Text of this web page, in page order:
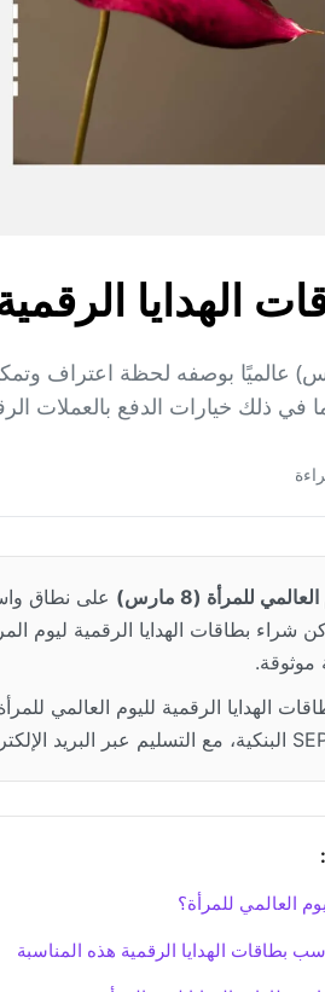
الهدايا الرقمية
في ذلك خيارات الدفع بالعملات
للمرأة (8 مارس)
على نطاق
شراء بطاقات الهدايا الرقمية ليوم
الهدايا الرقمية لليوم العالمي
العالمي للمرأة؟
بطاقات الهدايا الرقمية هذه المناسبة